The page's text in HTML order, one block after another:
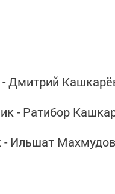
Дмитрий
- Ратибор
- Ильшат